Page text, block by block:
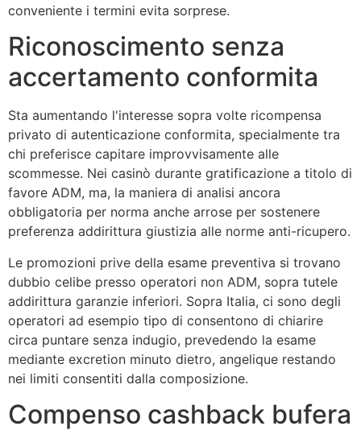
conveniente i termini evita sorprese.
Riconoscimento senza
accertamento conformita
Sta aumentando l'interesse sopra volte ricompensa
privato di autenticazione conformita, specialmente tra
chi preferisce capitare improvvisamente alle
scommesse. Nei casinò durante gratificazione a titolo di
favore ADM, ma, la maniera di analisi ancora
obbligatoria per norma anche arrose per sostenere
preferenza addirittura giustizia alle norme anti-ricupero.
Le promozioni prive della esame preventiva si trovano
dubbio celibe presso operatori non ADM, sopra tutele
addirittura garanzie inferiori. Sopra Italia, ci sono degli
operatori ad esempio tipo di consentono di chiarire
circa puntare senza indugio, prevedendo la esame
mediante excretion minuto dietro, angelique restando
nei limiti consentiti dalla composizione.
Compenso cashback bufera